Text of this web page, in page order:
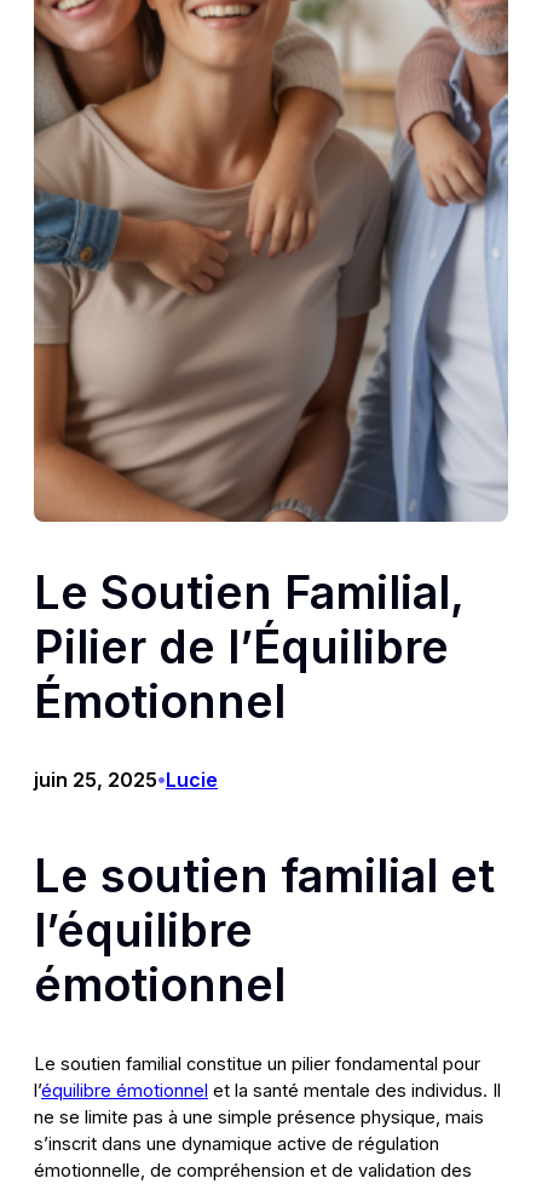
Le Soutien Familial,
Pilier de l’Équilibre
Émotionnel
juin 25, 2025•Lucie
Le soutien familial et
l’équilibre
émotionnel
Le soutien familial constitue un pilier fondamental pour
l’équilibre émotionnel et la santé mentale des individus. Il
ne se limite pas à une simple présence physique, mais
s’inscrit dans une dynamique active de régulation
émotionnelle, de compréhension et de validation des